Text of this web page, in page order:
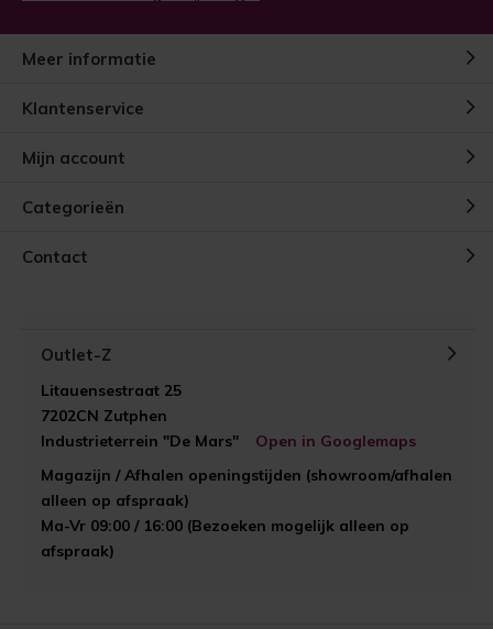
Meer informatie
Klantenservice
Mijn account
Categorieën
Contact
Outlet-Z
Litauensestraat 25
7202CN Zutphen
Industrieterrein "De Mars"
Open in Googlemaps
Magazijn / Afhalen openingstijden (showroom/afhalen
alleen op afspraak)
Ma-Vr 09:00 / 16:00 (Bezoeken mogelijk alleen op
afspraak)